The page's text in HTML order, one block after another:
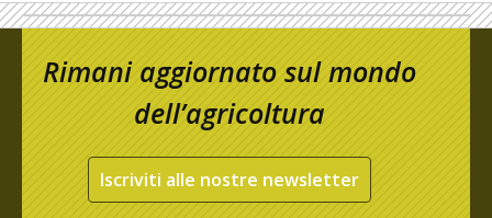
Rimani aggiornato sul mondo
dell’agricoltura
Iscriviti alle nostre newsletter